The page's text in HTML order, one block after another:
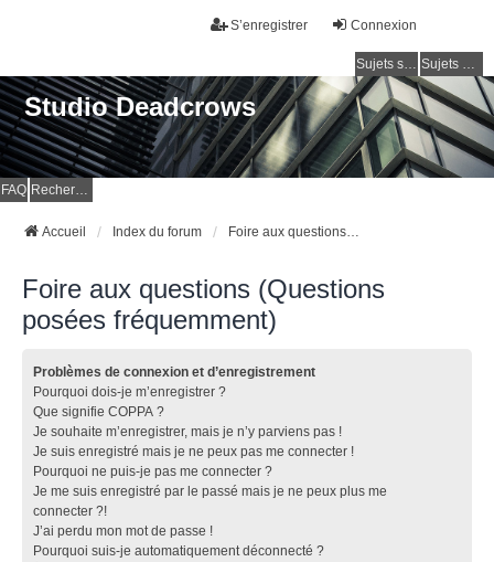
Connexion
S’enregistrer
Sujets sans réponse Sujets actifs
Studio Deadcrows
FAQ Rechercher
Accueil Index du forum Foire aux questions (Questions posées fréquemment)
Foire aux questions (Questions
posées fréquemment)
Problèmes de connexion et d’enregistrement
Pourquoi dois-je m’enregistrer ?
Que signifie COPPA ?
Je souhaite m’enregistrer, mais je n’y parviens pas !
Je suis enregistré mais je ne peux pas me connecter !
Pourquoi ne puis-je pas me connecter ?
Je me suis enregistré par le passé mais je ne peux plus me
connecter ?!
J’ai perdu mon mot de passe !
Pourquoi suis-je automatiquement déconnecté ?